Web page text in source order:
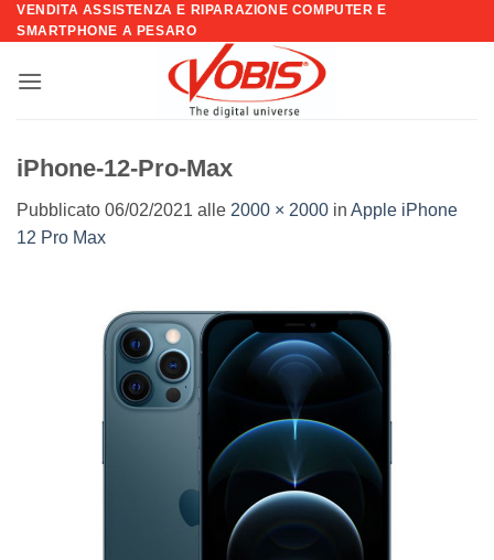
Salta
ai
VENDITA ASSISTENZA E RIPARAZIONE COMPUTER E
SMARTPHONE A PESARO
iPhone-12-Pro-Max
Pubblicato 06/02/2021 alle 2000 × 2000 in Apple iPhone
12 Pro Max